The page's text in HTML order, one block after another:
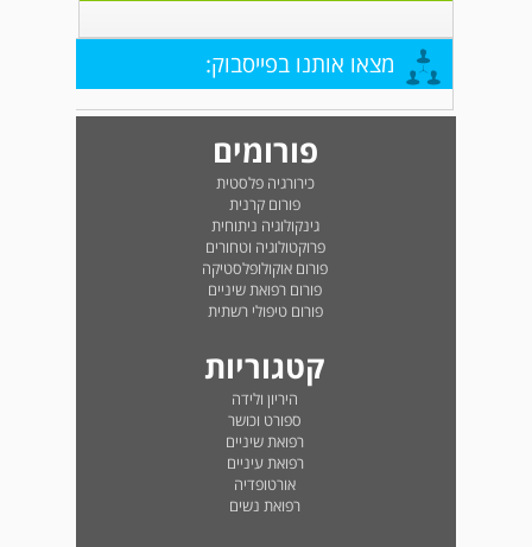
מצאו אותנו בפייסבוק:
פורומים
כירורגיה פלסטית
פורום קרנית
גינקולוגיה ניתוחית
פרוקטולוגיה וטחורים
פורום אוקולופלסטיקה
פורום רפואת שיניים
פורום טיפולי רשתית
קטגוריות
היריון ולידה
ספורט וכושר
רפואת שיניים
רפואת עיניים
אורטופדיה
רפואת נשים